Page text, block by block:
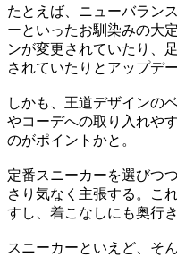
たとえば、ニューバラン
ーといったお馴染みの大
ンが変更されていたり、
されていたりとアップデ
しかも、王道デザインの
やコーデへの取り入れや
のがポイントかと。
定番スニーカーを選びつ
さり気なく主張する。こ
すし、着こなしにも奥行
スニーカーといえど、そ